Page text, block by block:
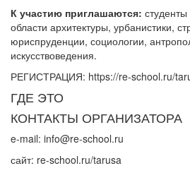
К участию приглашаются:
области архитектуры, урбанистики,
юриспруденции, социологии,
искусствоведения.
РЕГИСТРАЦИЯ: https://re-school.ru/
ГДЕ ЭТО
КОНТАКТЫ ОРГАНИЗАТОРА
e-mail: info@re-school.ru
сайт: re-school.ru/tarusa